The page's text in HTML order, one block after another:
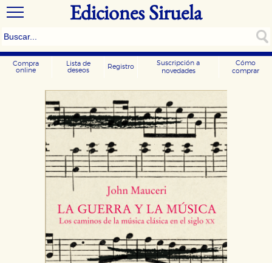
Ediciones Siruela
Compra
online
Lista de
deseos
Registro
Suscripción a
novedades
Cómo
comprar